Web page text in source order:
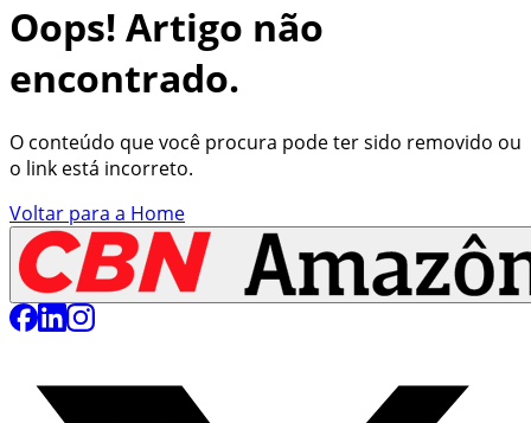
Oops! Artigo não
encontrado.
O conteúdo que você procura pode ter sido removido ou
o link está incorreto.
Voltar para a Home